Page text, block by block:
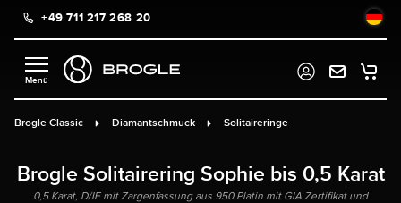
springen
+49 711 217 268 20
Brogle Classic Diamantschmuck Solitaireringe
Brogle Solitairering Sophie bis 0,5 Karat
0,5 Karat, D/IF mit Zargenfassung aus 950 Platin mit GIA Zertifikat und